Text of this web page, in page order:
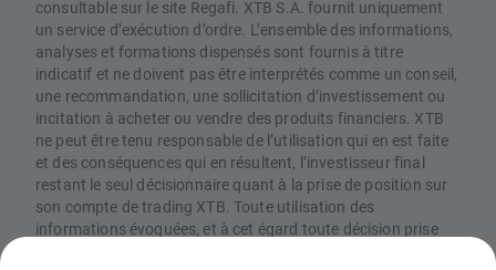
consultable sur le site Regafi. XTB S.A. fournit uniquement
un service d’exécution d’ordre. L’ensemble des informations,
analyses et formations dispensés sont fournis à titre
indicatif et ne doivent pas être interprétés comme un conseil,
une recommandation, une sollicitation d’investissement ou
incitation à acheter ou vendre des produits financiers. XTB
ne peut être tenu responsable de l’utilisation qui en est faite
et des conséquences qui en résultent, l’investisseur final
restant le seul décisionnaire quant à la prise de position sur
son compte de trading XTB. Toute utilisation des
informations évoquées, et à cet égard toute décision prise